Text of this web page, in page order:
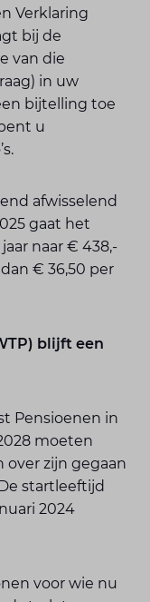
Verklaring
bij de
van die
in uw
bijtelling toe
u
afwisselend
gaat het
naar € 438,-
€ 36,50 per
blijft een
Pensioenen in
moeten
over zijn gegaan
startleeftijd
2024
voor wie nu